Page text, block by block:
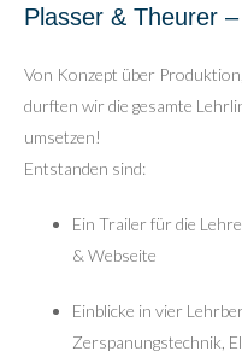
Plasser & Theurer
Von Konzept über
durften wir die gesamte
umsetzen!
Entstanden sind:
Ein Trailer für die
& Webseite
Einblicke in vier
Zerspanungstechnik,